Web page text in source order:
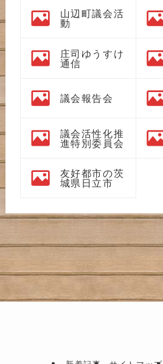
山辺町議会活
動
庄司ゆうすけ
通信
議会報告会
議会活性化推
進特別委員会
友好都市の茨
城県日立市